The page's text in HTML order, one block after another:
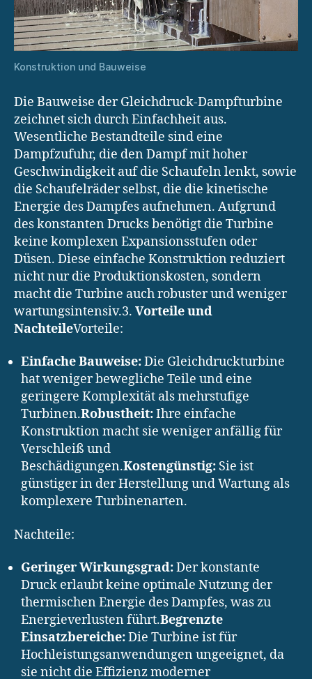
Konstruktion und Bauweise
Die Bauweise der Gleichdruck-Dampfturbine
zeichnet sich durch Einfachheit aus.
Wesentliche Bestandteile sind eine
Dampfzufuhr, die den Dampf mit hoher
Geschwindigkeit auf die Schaufeln lenkt, sowie
die Schaufelräder selbst, die die kinetische
Energie des Dampfes aufnehmen. Aufgrund
des konstanten Drucks benötigt die Turbine
keine komplexen Expansionsstufen oder
Düsen. Diese einfache Konstruktion reduziert
nicht nur die Produktionskosten, sondern
macht die Turbine auch robuster und weniger
wartungsintensiv.3. Vorteile und
NachteileVorteile:
Einfache Bauweise:Die Gleichdruckturbine
hat weniger bewegliche Teile und eine
geringere Komplexität als mehrstufige
Turbinen.Robustheit:Ihre einfache
Konstruktion macht sie weniger anfällig für
Verschleiß und
Beschädigungen.Kostengünstig: Sie ist
günstiger in der Herstellung und Wartung als
komplexere Turbinenarten.
Nachteile:
Geringer Wirkungsgrad:Der konstante
Druck erlaubt keine optimale Nutzung der
thermischen Energie des Dampfes, was zu
Energieverlusten führt.Begrenzte
Einsatzbereiche:Die Turbine ist für
Hochleistungsanwendungen ungeeignet, da
sie nicht die Effizienz moderner